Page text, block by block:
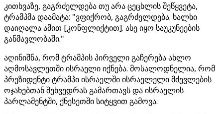
კითხვაზე, გაგრძელდება თუ არა ცეცხლის შეწყვეტა,
ტრამპმა დაამატა: "ვფიქრობ, გაგრძელდება. ხალხი
დაიღალა ამით [კონფლიქტით]. ასე იყო საუკუნეების
განმავლობაში."
აღინიშნა, რომ ტრამპის პირველი გაჩერება ახლო
აღმოსავლეთში ისრაელი იქნება. მოსალოდნელია, რომ
პრეზიდენტი ტრამპი ისრაელში ისრაელელი მძევლების
ოჯახებთან შეხვედრას გამართავს და ისრაელის
პარლამენტში, ქნესეთში სიტყვით გამოვა.